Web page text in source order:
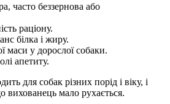
часто беззернова або
раціону.
білка і жиру.
маси у дорослої собаки.
апетиту.
для собак різних порід і віку, і
вихованець мало рухається.